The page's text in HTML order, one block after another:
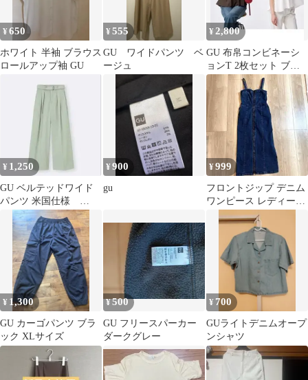
¥650
ホワイト 半袖 ブラウス
ロールアップ袖 GU
¥555
GU ワイドパンツ ベ
ージュ
¥ 2,800
GU 布帛コンビネーシ
ョンT 2枚セット ブラ
ウン ホワイト Mサイズ
¥ 1,250
GU ベルテッドワイド
パンツ 米国仕様
GREEN XS（S）
¥900
gu
¥999
フロントジップ デニム
ワンピース レディース
Sサイズ 美品
¥ 1,300
GU カーゴパンツ ブラ
ック XLサイズ
¥500
GU フリースパーカー
ダークグレー
¥ 700
GUライトデニムオープ
ンシャツ